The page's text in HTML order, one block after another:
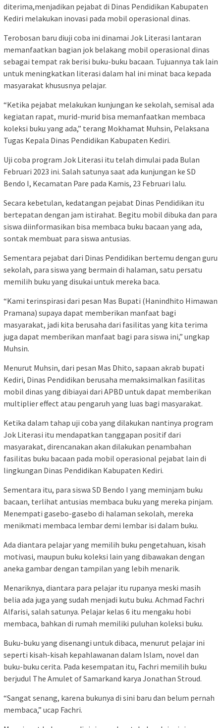
diterima,menjadikan pejabat di Dinas Pendidikan Kabupaten
Kediri melakukan inovasi pada mobil operasional dinas.
Terobosan baru diuji coba ini dinamai Jok Literasi lantaran
memanfaatkan bagian jok belakang mobil operasional dinas
sebagai tempat rak berisi buku-buku bacaan. Tujuannya tak lain
untuk meningkatkan literasi dalam hal ini minat baca kepada
masyarakat khususnya pelajar.
“Ketika pejabat melakukan kunjungan ke sekolah, semisal ada
kegiatan rapat, murid-murid bisa memanfaatkan membaca
koleksi buku yang ada,” terang Mokhamat Muhsin, Pelaksana
Tugas Kepala Dinas Pendidikan Kabupaten Kediri.
Uji coba program Jok Literasi itu telah dimulai pada Bulan
Februari 2023 ini. Salah satunya saat ada kunjungan ke SD
Bendo I, Kecamatan Pare pada Kamis, 23 Februari lalu.
Secara kebetulan, kedatangan pejabat Dinas Pendidikan itu
bertepatan dengan jam istirahat. Begitu mobil dibuka dan para
siswa diinformasikan bisa membaca buku bacaan yang ada,
sontak membuat para siswa antusias.
Sementara pejabat dari Dinas Pendidikan bertemu dengan guru
sekolah, para siswa yang bermain di halaman, satu persatu
memilih buku yang disukai untuk mereka baca.
“Kami terinspirasi dari pesan Mas Bupati (Hanindhito Himawan
Pramana) supaya dapat memberikan manfaat bagi
masyarakat, jadi kita berusaha dari fasilitas yang kita terima
juga dapat memberikan manfaat bagi para siswa ini,” ungkap
Muhsin.
Menurut Muhsin, dari pesan Mas Dhito, sapaan akrab bupati
Kediri, Dinas Pendidikan berusaha memaksimalkan fasilitas
mobil dinas yang dibiayai dari APBD untuk dapat memberikan
multiplier effect atau pengaruh yang luas bagi masyarakat.
Ketika dalam tahap uji coba yang dilakukan nantinya program
Jok Literasi itu mendapatkan tanggapan positif dari
masyarakat, direncanakan akan dilakukan penambahan
fasilitas buku bacaan pada mobil operasional pejabat lain di
lingkungan Dinas Pendidikan Kabupaten Kediri.
Sementara itu, para siswa SD Bendo I yang meminjam buku
bacaan, terlihat antusias membaca buku yang mereka pinjam.
Menempati gasebo-gasebo di halaman sekolah, mereka
menikmati membaca lembar demi lembar isi dalam buku.
Ada diantara pelajar yang memilih buku pengetahuan, kisah
motivasi, maupun buku koleksi lain yang dibawakan dengan
aneka gambar dengan tampilan yang lebih menarik.
Menariknya, diantara para pelajar itu rupanya meski masih
belia ada juga yang sudah menjadi kutu buku. Achmad Fachri
Alfarisi, salah satunya. Pelajar kelas 6 itu mengaku hobi
membaca, bahkan di rumah memiliki puluhan koleksi buku.
Buku-buku yang disenangi untuk dibaca, menurut pelajar ini
seperti kisah-kisah kepahlawanan dalam Islam, novel dan
buku-buku cerita. Pada kesempatan itu, Fachri memilih buku
berjudul The Amulet of Samarkand karya Jonathan Stroud.
“Sangat senang, karena bukunya di sini baru dan belum pernah
membaca,” ucap Fachri.